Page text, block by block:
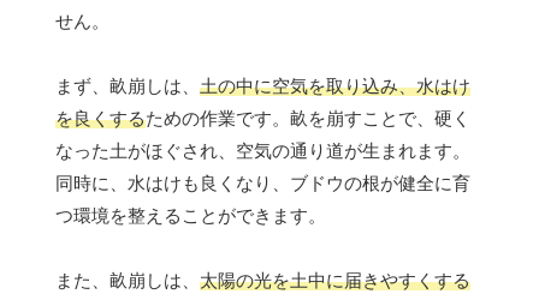
せん。
まず、畝崩しは、 土の中に空気を取り込み、水はけ
を良くするための作業です。畝を崩すことで、硬く
なった土がほぐされ、空気の通り道が生まれます。
同時に、水はけも良くなり、ブドウの根が健全に育
つ環境を整えることができます。
また、畝崩しは、 太陽の光を土中に届きやすくする